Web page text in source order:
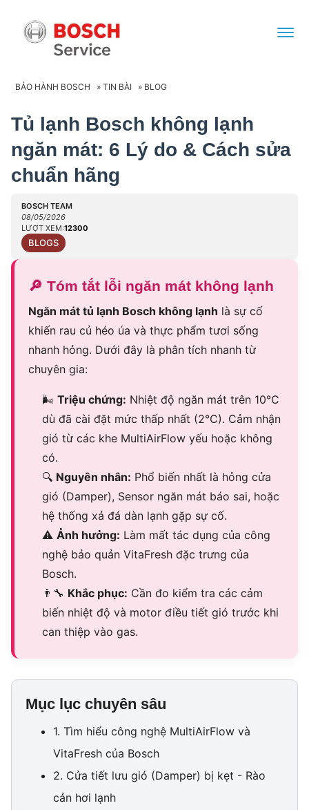
BẢO HÀNH BOSCH » TIN BÀI » BLOG
Tủ lạnh Bosch không lạnh
ngăn mát: 6 Lý do & Cách sửa
chuẩn hãng
BOSCH TEAM
08/05/2026
LƯỢT XEM:12300
BLOGS
🔎 Tóm tắt lỗi ngăn mát không lạnh
Ngăn mát tủ lạnh Bosch không lạnh là sự cố
khiến rau củ héo úa và thực phẩm tươi sống
nhanh hỏng. Dưới đây là phân tích nhanh từ
chuyên gia:
🌬 Triệu chứng: Nhiệt độ ngăn mát trên 10°C
dù đã cài đặt mức thấp nhất (2°C). Cảm nhận
gió từ các khe MultiAirFlow yếu hoặc không
có.
🔍 Nguyên nhân: Phổ biến nhất là hỏng cửa
gió (Damper), Sensor ngăn mát báo sai, hoặc
hệ thống xả đá dàn lạnh gặp sự cố.
⚠ Ảnh hưởng: Làm mất tác dụng của công
nghệ bảo quản VitaFresh đặc trưng của
Bosch.
👨 Khắc phục: Cần đo kiểm tra các cảm
biến nhiệt độ và motor điều tiết gió trước khi
can thiệp vào gas.
Mục lục chuyên sâu
1. Tìm hiểu công nghệ MultiAirFlow và
VitaFresh của Bosch
2. Cửa tiết lưu gió (Damper) bị kẹt - Rào
cản hơi lạnh